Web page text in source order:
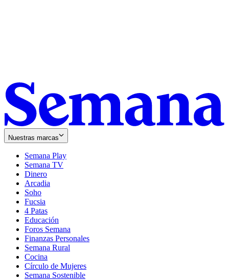
Nuestras marcas
Semana Play
Semana TV
Dinero
Arcadia
Soho
in
new
window
Fucsia
in
new
window
4 Patas
Educación
Foros Semana
Finanzas Personales
Semana Rural
Cocina
Círculo de Mujeres
Semana Sostenible